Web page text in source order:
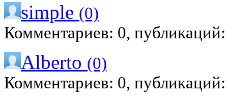
simple (0)
Комментариев: 0,
Alberto (0)
Комментариев: 0,